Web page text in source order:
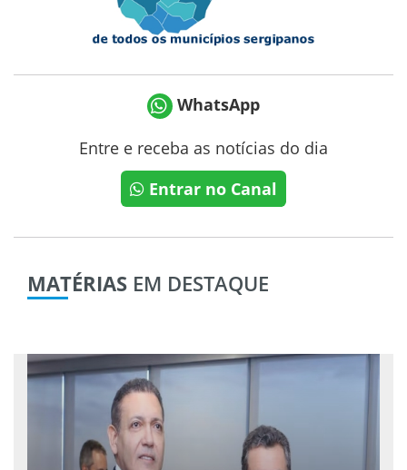
WhatsApp
Entre e receba as notícias do dia
Entrar no Canal
MATÉRIAS EM DESTAQUE